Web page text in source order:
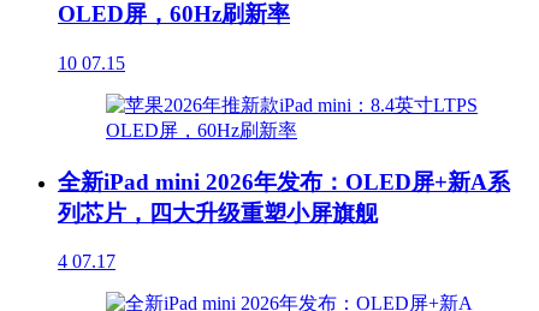
OLED屏，60Hz刷新率
10 07.15
全新iPad mini 2026年发布：OLED屏+新A系
列芯片，四大升级重塑小屏旗舰
4 07.17